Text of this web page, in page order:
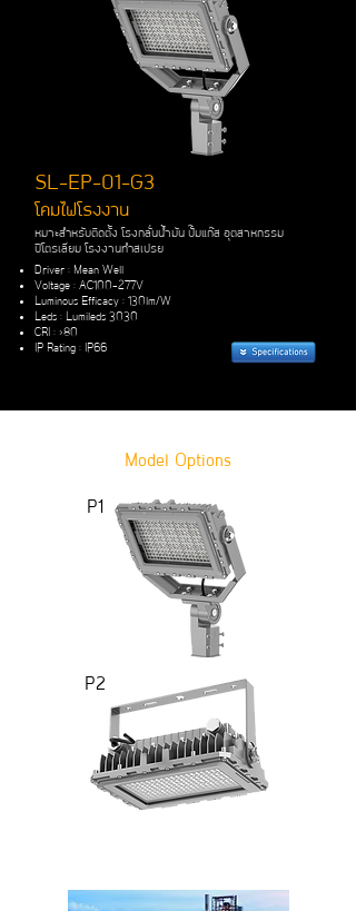
SL-EP-01-G3
โคมไฟโรงงาน
หมาะสําหรับติดตั้ง โรงกลั่นน้ำมัน ปั๊มแก๊ส อุตสาหกรรม
ปิโตรเลียม โรงงานทำสเปรย
Driver : Mean Well
Voltage : AC100-277V
Luminous Efficacy : 130lm/W
Leds : Lumileds 3030
CRI : >80
IP Rating : IP66
Model Options
P1
P2